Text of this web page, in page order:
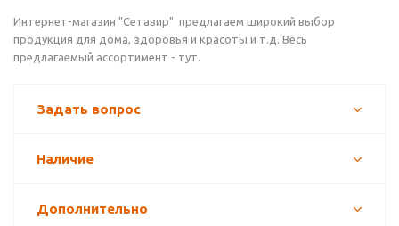
Интернет-магазин "Сетавир" предлагаем широкий выбор
продукция для дома, здоровья и красоты и т.д. Весь
предлагаемый ассортимент - тут.
Задать вопрос
Наличие
Дополнительно